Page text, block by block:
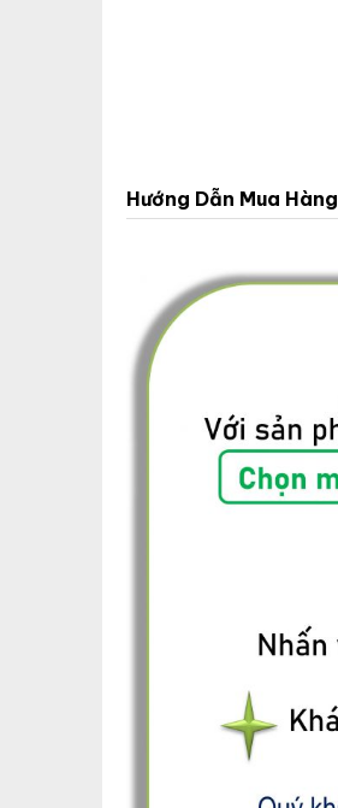
Hướng Dẫn Mua Hàng